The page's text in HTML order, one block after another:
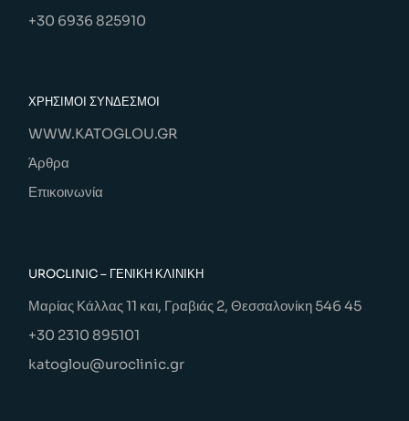
+30 6936 825910
ΧΡΗΣΙΜΟΙ ΣΥΝΔΕΣΜΟΙ
WWW.KATOGLOU.GR
Άρθρα
Επικοινωνία
UROCLINIC – ΓΕΝΙΚΉ ΚΛΙΝΙΚΉ
Μαρίας Κάλλας 11 και, Γραβιάς 2, Θεσσαλονίκη 546 45
+30 2310 895101
katoglou@uroclinic.gr